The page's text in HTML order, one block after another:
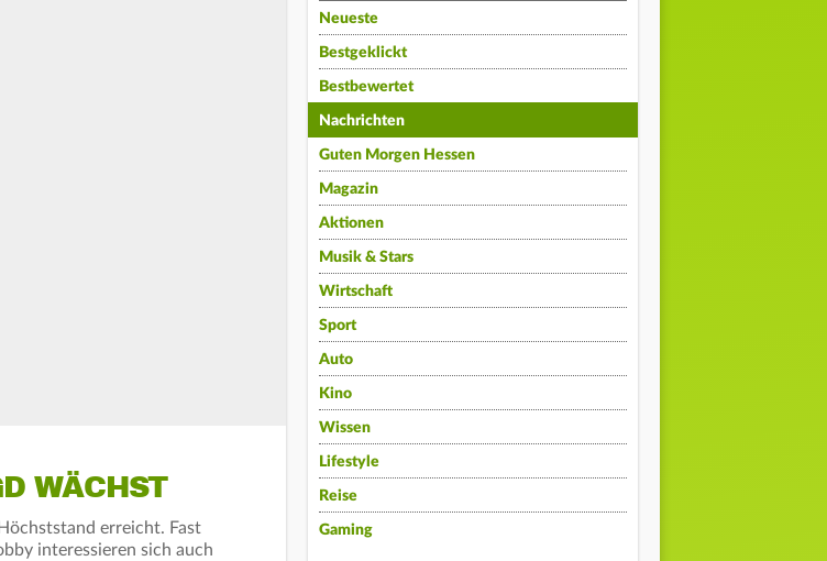
WÄCHST
erreicht. Fast
interessieren sich auch
Neueste
Bestgeklickt
Bestbewertet
Nachrichten
Guten Morgen Hessen
Magazin
Aktionen
Musik & Stars
Wirtschaft
Sport
Auto
Kino
Wissen
Lifestyle
Reise
Gaming